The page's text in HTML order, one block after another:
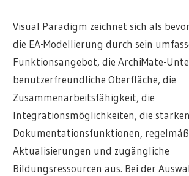
Visual Paradigm zeichnet sich als
die EA-Modellierung durch sein
Funktionsangebot, die ArchiMate-
benutzerfreundliche Oberfläche, die
Zusammenarbeitsfähigkeit, die
Integrationsmöglichkeiten, die starken
Dokumentationsfunktionen,
Aktualisierungen und zugängliche
Bildungsressourcen aus. Bei der